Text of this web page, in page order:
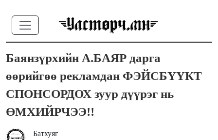
Баянзүрхийн А.БАЯР дарга
өөрийгөө рекламдан ФЭЙСБҮҮКТ
СПОНСОРДОХ зуур дүүрэг нь
ӨМХИЙРЧЭЭ!!
Батхуяг